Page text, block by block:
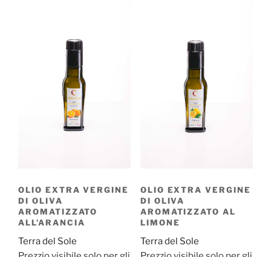
OLIO EXTRA VERGINE
DI OLIVA
AROMATIZZATO
ALL’ARANCIA
Terra del Sole
OLIO EXTRA VERGINE
DI OLIVA
AROMATIZZATO AL
LIMONE
Terra del Sole